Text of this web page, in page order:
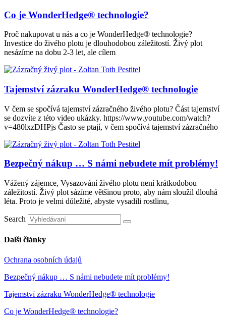
Co je WonderHedge® technologie?
Proč nakupovat u nás a co je WonderHedge® technologie?
Investice do živého plotu je dlouhodobou záležitostí. Živý plot
nesázíme na dobu 2-3 let, ale cílem
Tajemství zázraku WonderHedge® technologie
V čem se spočívá tajemství zázračného živého plotu? Část tajemství
se dozvíte z této video ukázky. https://www.youtube.com/watch?
v=480lxzDHPjs Často se ptají, v čem spočívá tajemství zázračného
Bezpečný nákup … S námi nebudete mít problémy!
Vážený zájemce, Vysazování živého plotu není krátkodobou
záležitostí. Živý plot sázíme většinou proto, aby nám sloužil dlouhá
léta. Proto je velmi důležité, abyste vysadili rostlinu,
Search
Další články
Ochrana osobních údajů
Bezpečný nákup … S námi nebudete mít problémy!
Tajemství zázraku WonderHedge® technologie
Co je WonderHedge® technologie?